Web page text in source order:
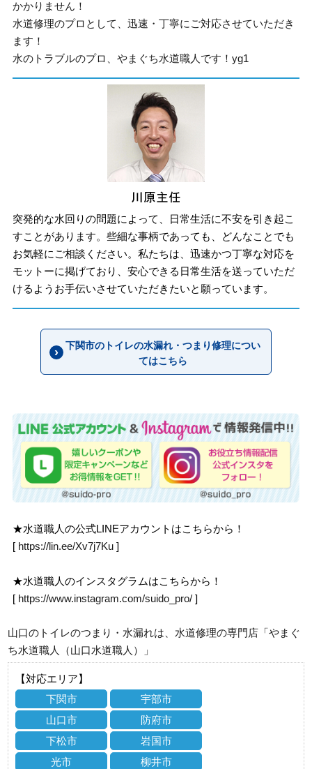
かかりません！
水道修理のプロとして、迅速・丁寧にご対応させていただき
ます！
水のトラブルのプロ、やまぐち水道職人です！yg1
突発的な水回りの問題によって、日常生活に不安を引き起こ
すことがあります。些細な事柄であっても、どんなことでも
お気軽にご相談ください。私たちは、迅速かつ丁寧な対応を
モットーに掲げており、安心できる日常生活を送っていただ
けるようお手伝いさせていただきたいと願っています。
下関市のトイレの水漏れ・つまり修理につい
てはこちら
★水道職人の公式LINEアカウントはこちらから！
[ https://lin.ee/Xv7j7Ku ]
★水道職人のインスタグラムはこちらから！
[ https://www.instagram.com/suido_pro/ ]
山口のトイレのつまり・水漏れは、水道修理の専門店「やまぐ
ち水道職人（山口水道職人）」
【対応エリア】
下関市
宇部市
山口市
防府市
下松市
岩国市
光市
柳井市